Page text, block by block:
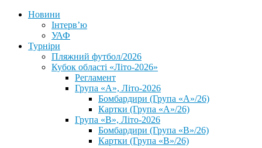
Новини
Інтерв’ю
УАФ
Турніри
Пляжний футбол/2026
Кубок області «Літо-2026»
Регламент
Група «А», Літо-2026
Бомбардири (Група «А»/26)
Картки (Група «А»/26)
Група «В», Літо-2026
Бомбардири (Група «В»/26)
Картки (Група «В»/26)